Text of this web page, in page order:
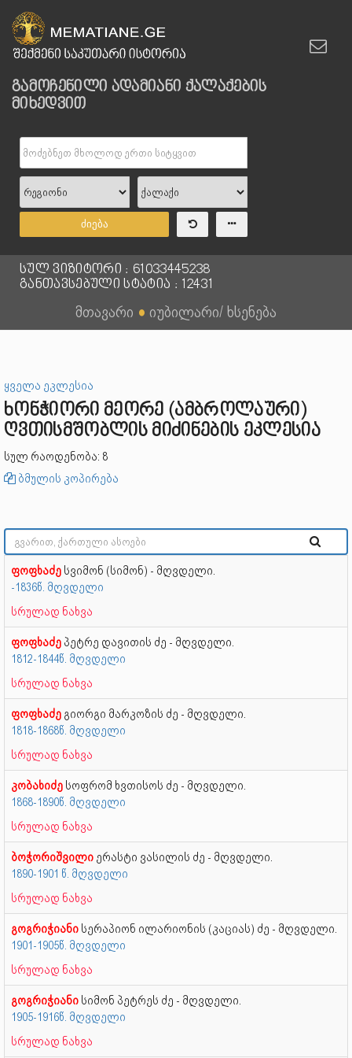
გამოჩენილი ადამიანი ქალაქების
მიხედვით
ძიება
სულ ვიზიტორი : 61033445238
განთავსებული სტატია : 12431
მთავარი ● იუბილარი/ ხსენება
ყველა ეკლესია
ხონჭიორი მეორე (ამბროლაური)
ღვთისმშობლის მიძინების ეკლესია
სულ რაოდენობა: 8
ბმულის კოპირება
ფოფხაძე სვიმონ (სიმონ) - მღვდელი.
-1836წ. მღვდელი
სრულად ნახვა
ფოფხაძე პეტრე დავითის ძე - მღვდელი.
1812-1844წ. მღვდელი
სრულად ნახვა
ფოფხაძე გიორგი მარკოზის ძე - მღვდელი.
1818-1868წ. მღვდელი
სრულად ნახვა
კობახიძე სოფრომ ხვთისოს ძე - მღვდელი.
1868-1890წ. მღვდელი
სრულად ნახვა
ბოჭორიშვილი ერასტი ვასილის ძე - მღვდელი.
1890-1901 წ. მღვდელი
სრულად ნახვა
გოგრიჭიანი სერაპიონ ილარიონის (კაციას) ძე - მღვდელი.
1901-1905წ. მღვდელი
სრულად ნახვა
გოგრიჭიანი სიმონ პეტრეს ძე - მღვდელი.
1905-1916წ. მღვდელი
სრულად ნახვა